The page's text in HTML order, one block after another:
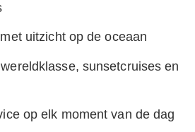
uitzicht op de oceaan
sunsetcruises en
op elk moment van de dag